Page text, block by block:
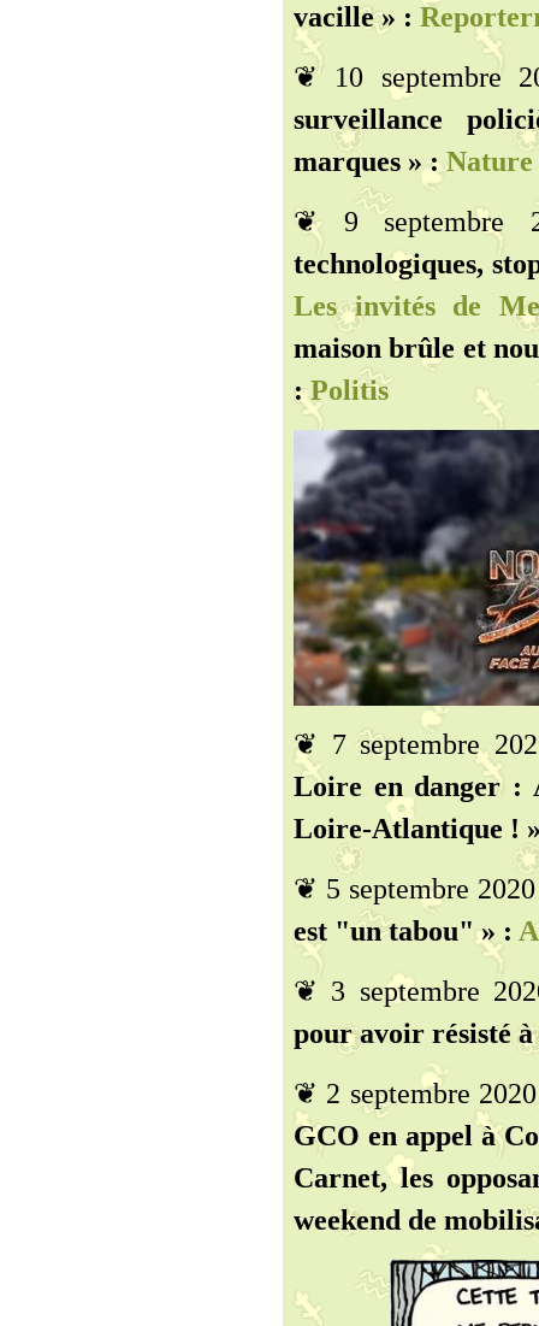
vacille » :
❦ 10 septembre
surveillance
marques » :Nature
❦ 9
technologiques,
Les invités de
maison brûle et
:Politis
❦ 7 septembre
Loire en danger :
Loire-Atlantique !
❦ 5 septembre
est "un tabou" » :
❦ 3 septembre
pour avoir résisté
❦ 2 septembre
GCO en appel à
Carnet, les
weekend de